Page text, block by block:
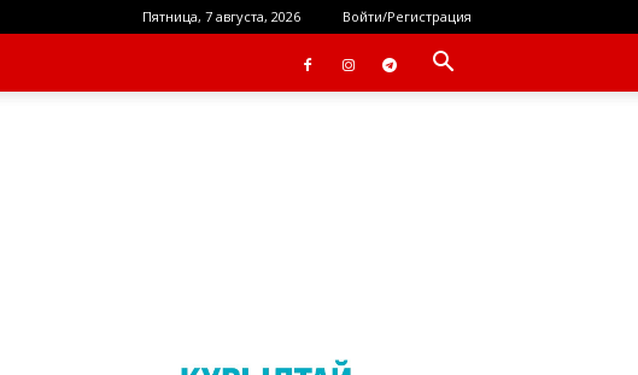
Пятница, 7 августа, 2026 Войти/Регистрация